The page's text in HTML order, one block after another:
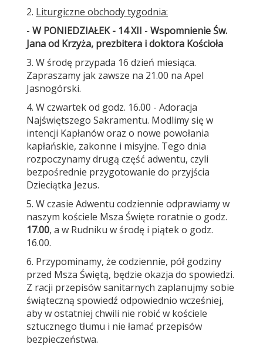
2. Liturgiczne obchody tygodnia:
- W PONIEDZIAŁEK - 14 XII - Wspomnienie Św.
Jana od Krzyża, prezbitera i doktora Kościoła
3. W środę przypada 16 dzień miesiąca.
Zapraszamy jak zawsze na 21.00 na Apel
Jasnogórski.
4. W czwartek od godz. 16.00 - Adoracja
Najświętszego Sakramentu. Modlimy się w
intencji Kapłanów oraz o nowe powołania
kapłańskie, zakonne i misyjne. Tego dnia
rozpoczynamy drugą część adwentu, czyli
bezpośrednie przygotowanie do przyjścia
Dzieciątka Jezus.
5. W czasie Adwentu codziennie odprawiamy w
naszym kościele Msza Święte roratnie o godz.
17.00, a w Rudniku w środę i piątek o godz.
16.00.
6. Przypominamy, że codziennie, pół godziny
przed Msza Świętą, będzie okazja do spowiedzi.
Z racji przepisów sanitarnych zaplanujmy sobie
świąteczną spowiedź odpowiednio wcześniej,
aby w ostatniej chwili nie robić w kościele
sztucznego tłumu i nie łamać przepisów
bezpieczeństwa.